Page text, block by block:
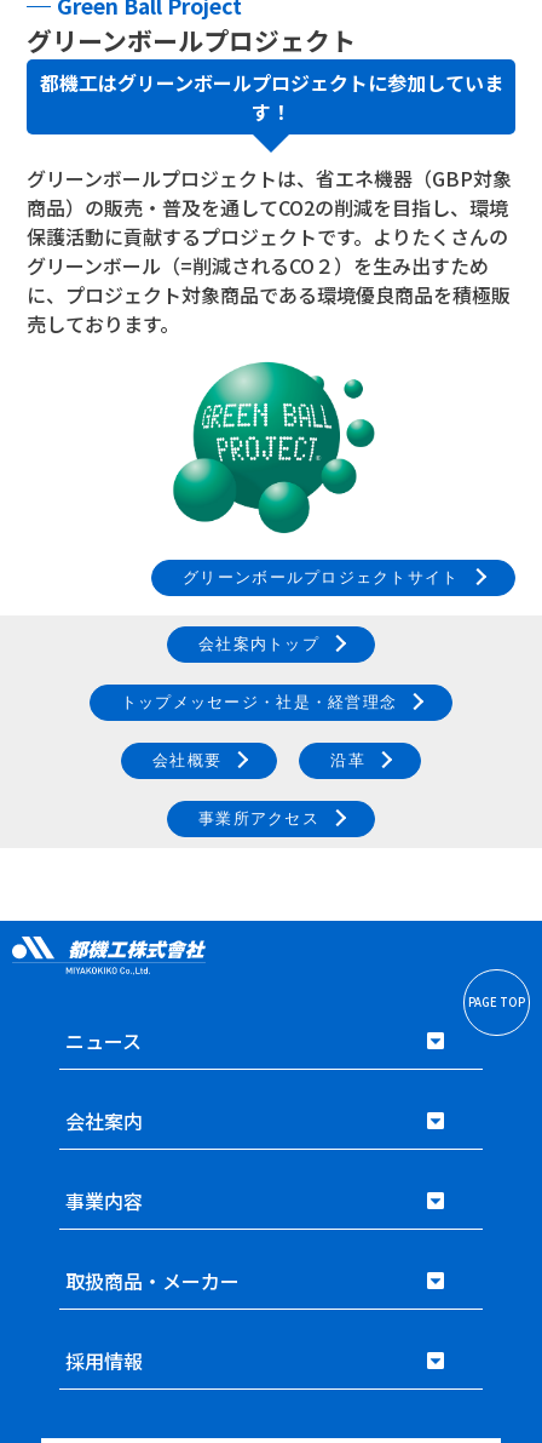
グリーンボールプロジェクト
都機工はグリーンボールプロジェクトに参加していま
す！
グリーンボールプロジェクトは、省エネ機器（GBP対象
商品）の販売・普及を通してCO2の削減を目指し、環境
保護活動に貢献するプロジェクトです。よりたくさんの
グリーンボール（=削減されるCO２）を生み出すため
に、プロジェクト対象商品である環境優良商品を積極販
売しております。
グリーンボールプロジェクトサイト
会社案内トップ
トップメッセージ・社是・経営理念
会社概要 沿革
事業所アクセス
PAGE TOP
ニュース
会社案内
事業内容
取扱商品・メーカー
採用情報